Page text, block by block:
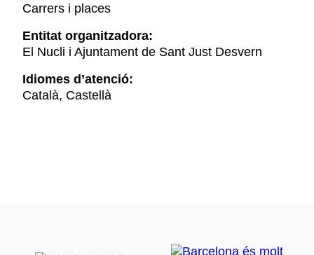
Carrers i places
Entitat organitzadora:
El Nucli i Ajuntament de Sant Just Desvern
Idiomes d’atenció:
Català, Castellà